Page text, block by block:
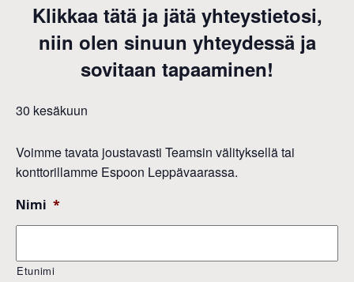
Klikkaa tätä ja jätä yhteystietosi,
niin olen sinuun yhteydessä ja
sovitaan tapaaminen!
30 kesäkuun
Voimme tavata joustavasti Teamsin välityksellä tai
konttorillamme Espoon Leppävaarassa.
Nimi *
Etunimi